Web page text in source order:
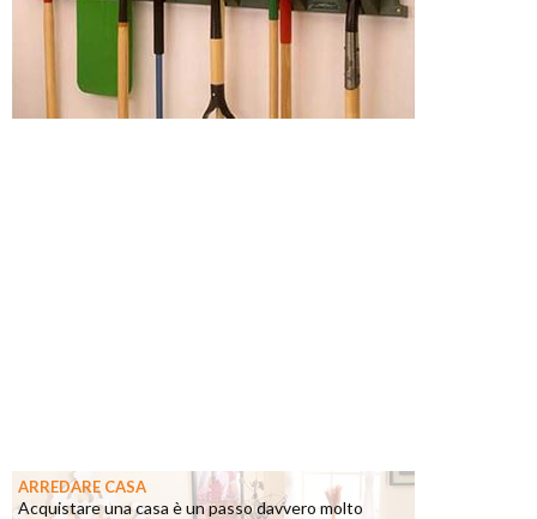
ARREDARE CASA
Acquistare una casa è un passo davvero molto